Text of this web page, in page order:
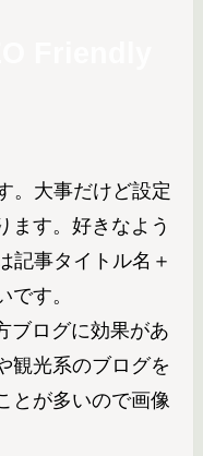
。大事だけど設定
ます。好きなよう
記事タイトル名＋
です。
ブログに効果があ
観光系のブログを
とが多いので画像